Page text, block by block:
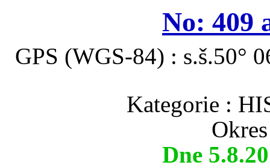
No: 409
GPS (WGS-84) : s.š.50°
Kategorie :
Dne